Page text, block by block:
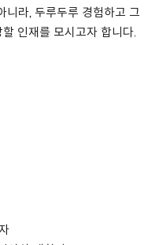
니라, 두루두루 경험하고 그
인재를 모시고자 합니다.